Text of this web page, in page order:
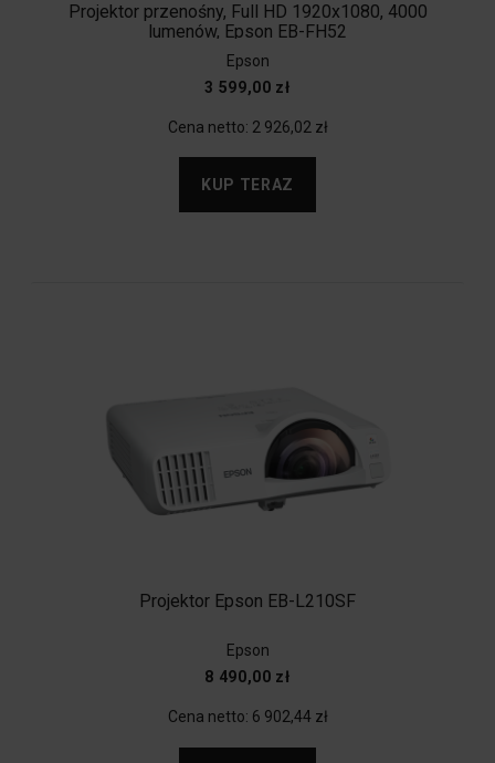
Projektor przenośny, Full HD 1920x1080, 4000
lumenów, Epson EB-FH52
Epson
3 599,00 zł
Cena netto: 2 926,02 zł
KUP TERAZ
Projektor Epson EB-L210SF
Epson
8 490,00 zł
Cena netto: 6 902,44 zł